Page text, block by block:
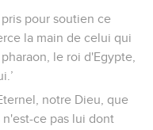
pour soutien ce
la main de celui qui
le roi d'Egypte,
notre Dieu, que
n'est-ce pas lui dont